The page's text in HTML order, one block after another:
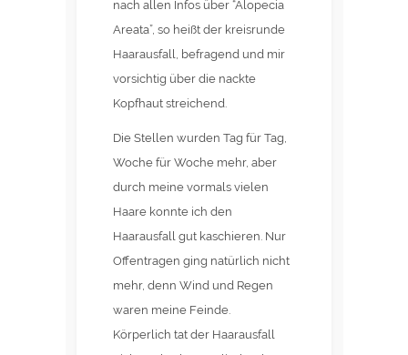
nach allen Infos über “Alopecia
Areata”, so heißt der kreisrunde
Haarausfall, befragend und mir
vorsichtig über die nackte
Kopfhaut streichend.
Die Stellen wurden Tag für Tag,
Woche für Woche mehr, aber
durch meine vormals vielen
Haare konnte ich den
Haarausfall gut kaschieren. Nur
Offentragen ging natürlich nicht
mehr, denn Wind und Regen
waren meine Feinde.
Körperlich tat der Haarausfall